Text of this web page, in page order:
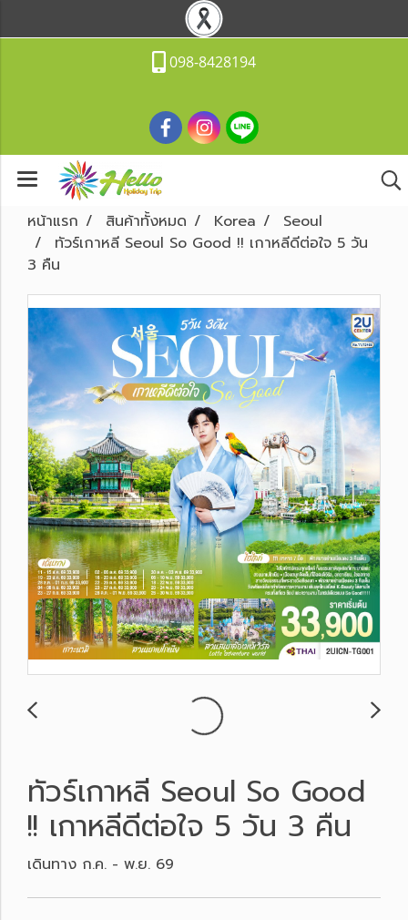
098-8428194
หน้าแรก สินค้าทั้งหมด Korea
Seoul
ทัวร์เกาหลี Seoul So Good !! เกาหลีดีต่อใจ 5 วัน
3 คืน
ทัวร์เกาหลี Seoul So Good
!! เกาหลีดีต่อใจ 5 วัน 3 คืน
เดินทาง ก.ค. - พ.ย. 69